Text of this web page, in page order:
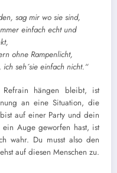
sag mir wo sie sind,
einfach echt und
ohne Rampenlicht,
seh´sie einfach nicht.“
hängen bleibt, ist
an eine Situation, die
auf einer Party und dein
Auge geworfen hast, ist
wahr. Du musst also den
auf diesen Menschen zu.